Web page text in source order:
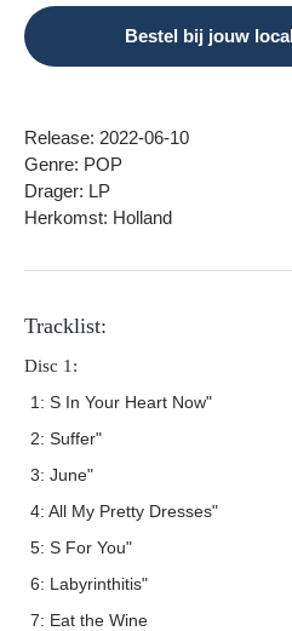
Bestel bij jouw
Release: 2022-06-10
Genre: POP
Drager: LP
Herkomst: Holland
Tracklist:
Disc 1:
1: S In Your Heart Now"
2: Suffer"
3: June"
4: All My Pretty Dresses"
5: S For You"
6: Labyrinthitis"
7: Eat the Wine